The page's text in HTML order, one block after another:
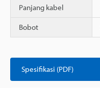
Panjang kabel
Bobot
Spesifikasi (PDF)